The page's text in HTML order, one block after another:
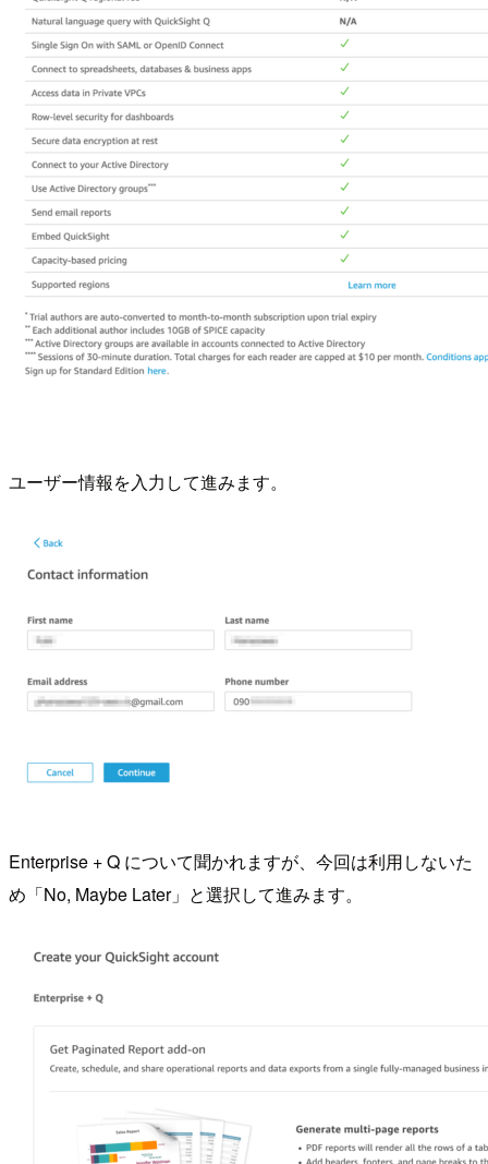
ユーザー情報を入力して進みます。
Enterprise + Q について聞かれますが、今回は利用しないた
め「No, Maybe Later」と選択して進みます。